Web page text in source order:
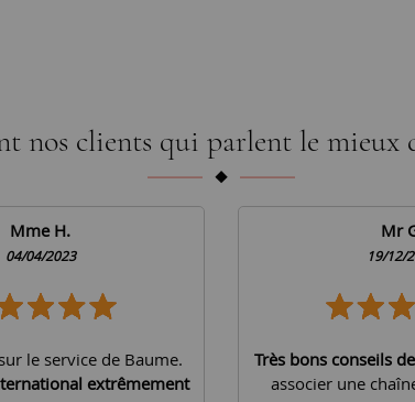
nos clients qui parlent le mieux
Mme H.
04/04/2023
le service de Baume.
extrêmement
Mr
19/12/
Très bons conseils
associer une